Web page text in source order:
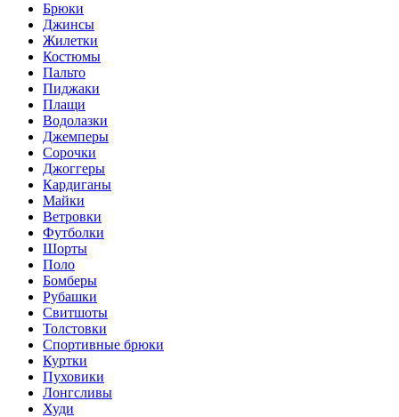
Брюки
Джинсы
Жилетки
Костюмы
Пальто
Пиджаки
Плащи
Водолазки
Джемперы
Сорочки
Джоггеры
Кардиганы
Майки
Ветровки
Футболки
Шорты
Поло
Бомберы
Рубашки
Свитшоты
Толстовки
Спортивные брюки
Куртки
Пуховики
Лонгсливы
Худи